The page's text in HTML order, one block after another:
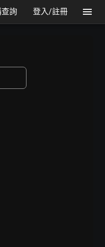
詢 登入/註冊